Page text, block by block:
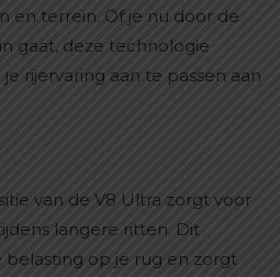
en terrein. Of je nu door de
gaat, deze technologie
rijervaring aan te passen aan
van de V8 Ultra zorgt voor
langere ritten. Dit
op je rug en zorgt